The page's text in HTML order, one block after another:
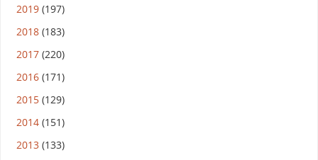
2019(197)
2018(183)
2017(220)
2016(171)
2015(129)
2014(151)
2013(133)